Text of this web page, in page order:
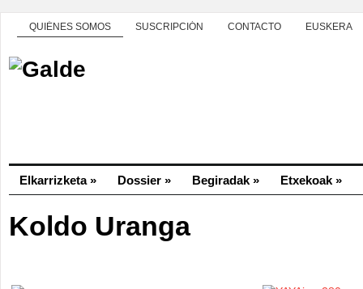
QUIÉNES SOMOS SUSCRIPCIÓN CONTACTO EUSKERA
Elkarrizketa» Dossier » Begiradak » Etxekoak »
Koldo Uranga